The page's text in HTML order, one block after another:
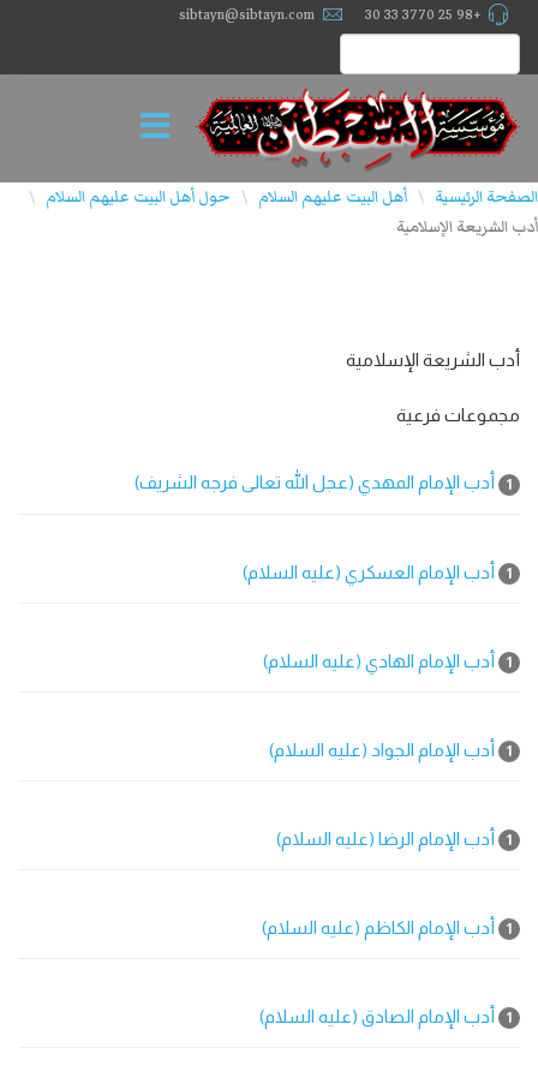
+98 25 3770 33 30
sibtayn@sibtayn.com
الصفحة الرئيسية \ أهل البيت عليهم السلام \ حول أهل البيت علیهم السلام \
أدب الشريعة الإسلامية
أدب الشريعة الإسلامية
مجموعات فرعية
1 أدب الإمام المهدي (عجل الله تعالى فرجه الشريف)
1 أدب الإمام العسكري (عليه السلام)
1 أدب الإمام الهادي (عليه السلام)
1 أدب الإمام الجواد (عليه السلام)
1 أدب الإمام الرضا (عليه السلام)
1 أدب الإمام الكاظم (عليه السلام)
1 أدب الإمام الصادق (عليه السلام)